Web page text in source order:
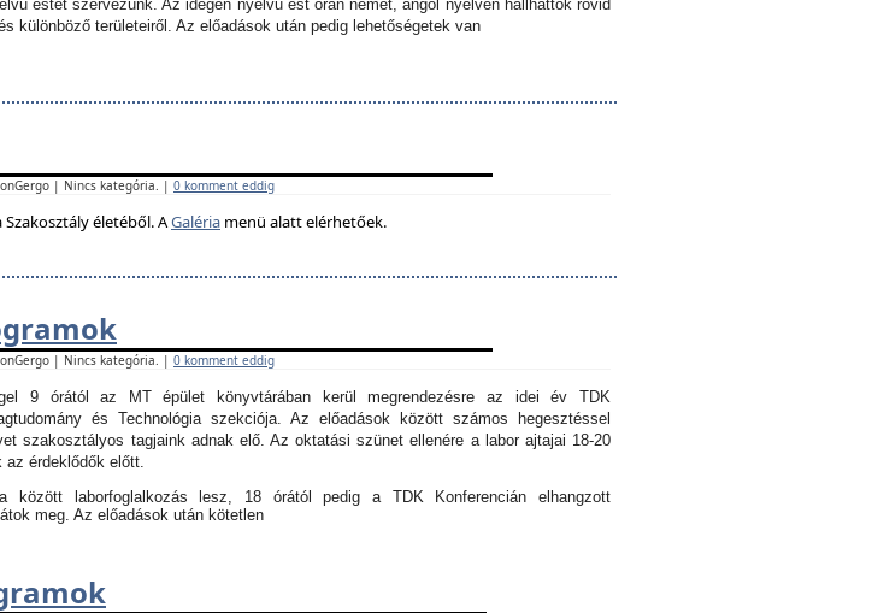
estet szervezünk. Az idegen nyelvű est orán német, angol nyelven hallhattok rövid
különböző területeiről. Az előadások után pedig lehetőségetek van
| Nincs kategória. | 0 komment eddig
életéből. AGaléria menü alatt elérhetőek.
| Nincs kategória. | 0 komment eddig
9 órától az MT épület könyvtárában kerül megrendezésre az idei év TDK
és Technológia szekciója. Az előadások között számos hegesztéssel
szakosztályos tagjaink adnak elő. Az oktatási szünet ellenére a labor ajtajai 18-20
érdeklődők előtt.
között laborfoglalkozás lesz, 18 órától pedig a TDK Konferencián elhangzott
meg. Az előadások után kötetlen